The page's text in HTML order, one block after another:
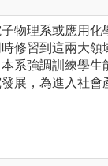
物理系或應用化
修習到這兩大領
系強調訓練學生
展，為進入社會